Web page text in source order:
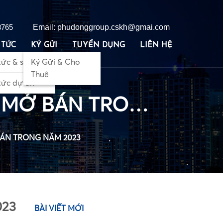
•
•
•
Email: phudonggroup.cskh@gmai.com
TỨC
& sự kiện
dự án
KÝ GỬI
Ký Gửi & Cho
Thuê
TUYỂN DỤNG LIÊN HỆ
LOẠT DỰ ÁN CĂN HỘ TP. HCM DỰ KIẾN MỞ BÁN TRONG NĂM 2023
TRONG NĂM 2023
BÀI VIẾT MỚI